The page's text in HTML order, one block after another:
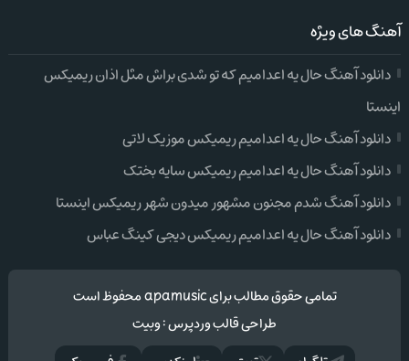
آهنگ های ویژه
دانلود آهنگ حال یه اعدامیم که تو شدی براش مثل اذان ریمیکس
اینستا
دانلود آهنگ حال یه اعدامیم ریمیکس موزیک لاتی
دانلود آهنگ حال یه اعدامیم ریمیکس سایه بختک
دانلود آهنگ شدم مجنون مشهور میدون شهر ریمیکس اینستا
دانلود آهنگ حال یه اعدامیم ریمیکس دیجی کینگ عباس
تمامی حقوق مطالب برای apamusic محفوظ است
طراحی قالب وردپرس:وبیت